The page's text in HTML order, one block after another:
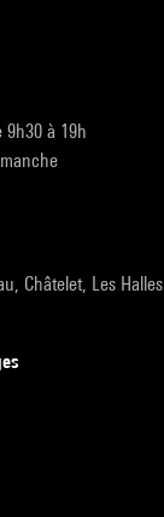
9h30 à 19h
Châtelet, Les Halles